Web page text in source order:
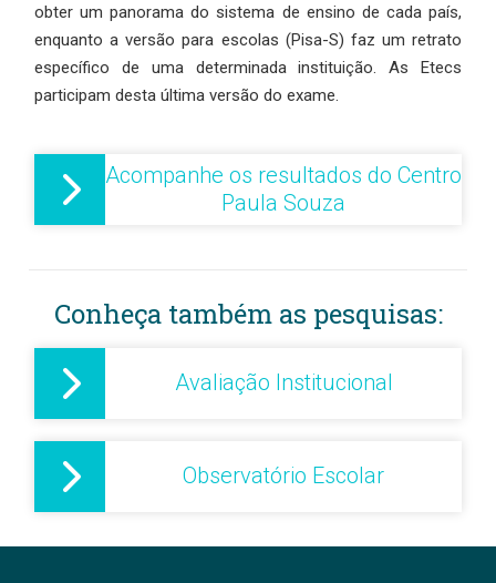
obter um panorama do sistema de ensino de cada país,
enquanto a versão para escolas (Pisa-S) faz um retrato
específico de uma determinada instituição. As Etecs
participam desta última versão do exame.
Acompanhe os resultados do Centro
Paula Souza
Conheça também as pesquisas:
Avaliação Institucional
Observatório Escolar